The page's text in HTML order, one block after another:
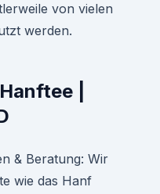
von vielen
werden.
|
& Beratung: Wir
wie das Hanf